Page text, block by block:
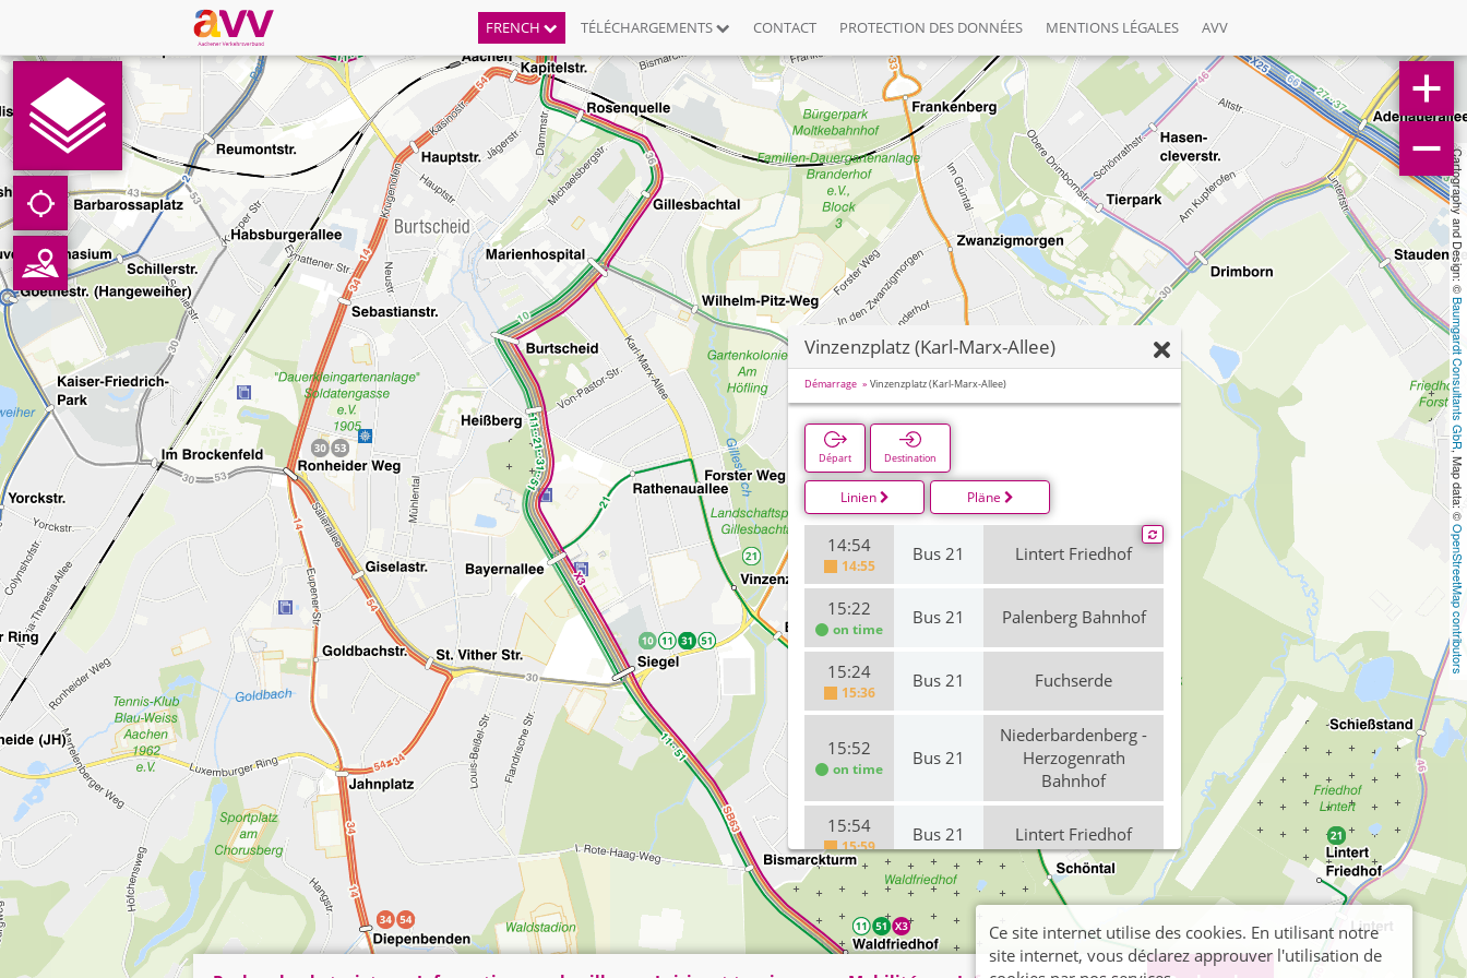
FRENCH TÉLÉCHARGEMENTS CONTACT PROTECTION DES DONNÉES MENTIONS LÉGALES AVV
Cartography and Design: ©
Baumgardt Consultants GbR
, Map data: ©
OpenStreetMap contributors
Vinzenzplatz (Karl-Marx-Allee)
Démarrage Vinzenzplatz (Karl-Marx-Allee)
Départ Destination
Linien Pläne
14:54
14:55
Bus 21 Lintert Friedhof
15:22
on time
Bus 21 Palenberg Bahnhof
15:24
15:36
Bus 21 Fuchserde
15:52
on time
Bus 21
Niederbardenberg -
Herzogenrath
Bahnhof
15:54
15:59
Bus 21 Lintert Friedhof
16:22
on time
Bus 21 Palenberg Bahnhof
16:24
on time
Bus 21
Fuchserde
Ce site internet utilise des cookies. En utilisant notre
site internet, vous déclarez approuver l'utilisation de